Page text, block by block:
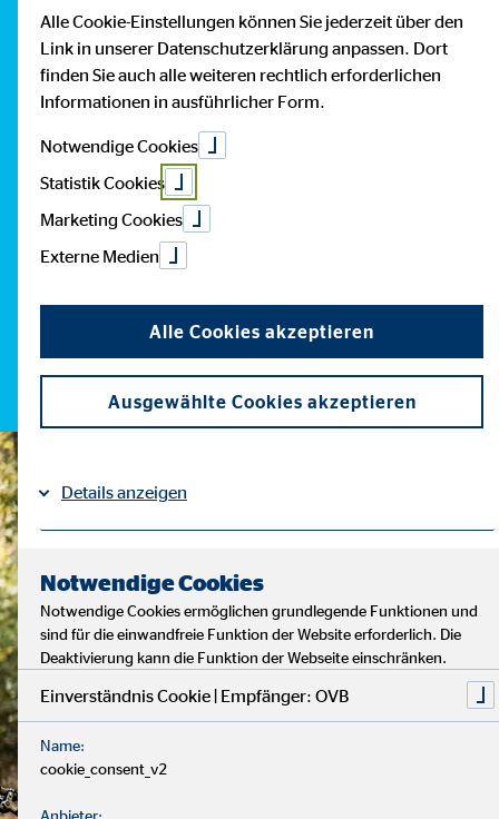
Alle Cookie-Einstellungen können Sie jederzeit über den
Link in unserer Datenschutzerklärung anpassen. Dort
finden Sie auch alle weiteren rechtlich erforderlichen
Informationen in ausführlicher Form.
Notwendige Cookies
Statistik Cookies
Marketing Cookies
Externe Medien
Alle Cookies akzeptieren
Ausgewählte Cookies akzeptieren
Details anzeigen
Notwendige Cookies
Notwendige Cookies ermöglichen grundlegende Funktionen und
sind für die einwandfreie Funktion der Website erforderlich. Die
Deaktivierung kann die Funktion der Webseite einschränken.
Einverständnis Cookie | Empfänger: OVB
Name:
cookie_consent_v2
Anbieter: